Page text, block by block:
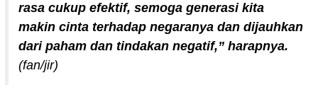
rasa cukup efektif, semoga generasi kita
makin cinta terhadap negaranya dan dijauhkan
dari paham dan tindakan negatif,” harapnya.
(fan/jir)